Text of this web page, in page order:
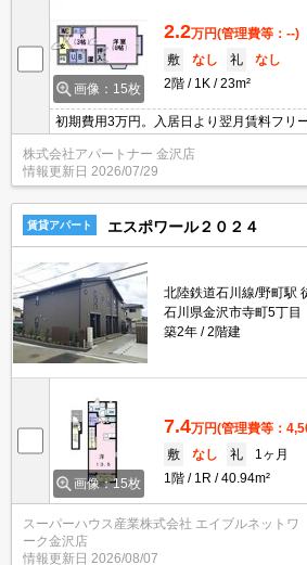
画像：15枚
2.2万円(管理費等：--)
敷
なし 礼
なし
2階
1K 23m²
初期費用3万円。入居日より翌月賃料フリ
株式会社アパートナー 金沢店
情報更新日 2026/07/29
賃貸アパート エスポワール２０２４
北陸鉄道石川線/野町駅
石川県金沢市寺町5丁目
築2年
2階建
画像：15枚
7.4万円(管理費等：
敷
なし 礼
1ヶ月
1階
1R 40.94m²
スーパーハウス産業株式会社 エイブルネットワ
ーク金沢店
情報更新日 2026/08/07